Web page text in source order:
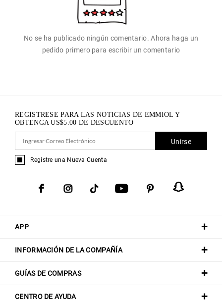
No se ha publicado ningún comentario. Ahora haga un
pedido primero para escribir un comentario
APP
INFORMACIÓN DE LA COMPAÑÍA
GUÍAS DE COMPRAS
CENTRO DE AYUDA
REGÍSTRESE PARA LAS NOTICIAS DE EMMIOL Y
OBTENGAUS$5.00 DE DESCUENTO
Unirse
Registre una Nueva Cuenta